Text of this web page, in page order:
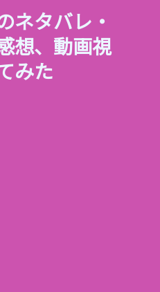
ネタバレ・
想、動画視
みた